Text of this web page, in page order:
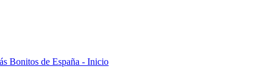
Bonitos de España - Inicio